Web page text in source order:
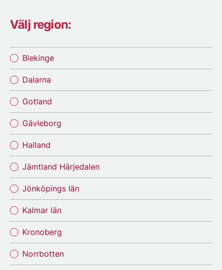
Välj region:
Blekinge
Dalarna
Gotland
Gävleborg
Halland
Jämtland Härjedalen
Jönköpings län
Kalmar län
Kronoberg
Norrbotten